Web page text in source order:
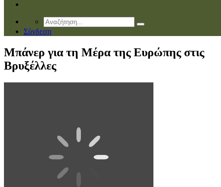
Σύνδεση
Μπάνερ για τη Μέρα της Ευρώπης στις
Βρυξέλλες